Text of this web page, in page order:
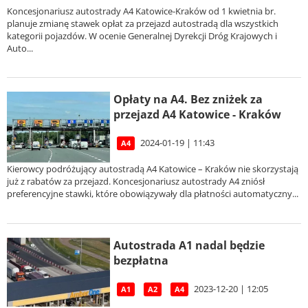
Koncesjonariusz autostrady A4 Katowice-Kraków od 1 kwietnia br.
planuje zmianę stawek opłat za przejazd autostradą dla wszystkich
kategorii pojazdów. W ocenie Generalnej Dyrekcji Dróg Krajowych i
Auto...
Opłaty na A4. Bez zniżek za
przejazd A4 Katowice - Kraków
A4 2024-01-19 | 11:43
Kierowcy podróżujący autostradą A4 Katowice – Kraków nie skorzystają
już z rabatów za przejazd. Koncesjonariusz autostrady A4 zniósł
preferencyjne stawki, które obowiązywały dla płatności automatyczny...
Autostrada A1 nadal będzie
bezpłatna
A1 A2 A4 2023-12-20 | 12:05